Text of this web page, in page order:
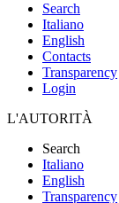
Search
Italiano
English
Contacts
Transparency
Login
L'AUTORITÀ
Search
Italiano
English
Transparency